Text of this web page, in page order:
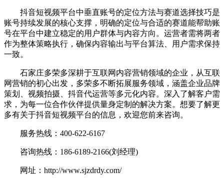
抖音短视频平台中垂直账号的定位方法与赛道选择技巧是
账号持续发展的核心支撑，明确的定位与合适的赛道能帮助账
号在平台中建立稳定的用户群体与内容方向。运营者需将两者
作为整体策略执行，确保内容输出与平台算法、用户需求保持
一致。
石家庄多荣多深耕于互联网内容营销领域的企业，从互联
网营销的初心出发，多荣多不断拓展服务领域，涵盖企业品牌
策划、视频拍摄、抖音代运营等多元化内容。深入了解客户需
求，为每一位合作伙伴提供量身定制的解决方案。想要了解更
多有关于抖音短视频平台的信息，欢迎您前来咨询。
服务热线：400-622-6167
咨询热线：186-6189-2166(刘经理)
网址：http://www.sjzdrdy.com/